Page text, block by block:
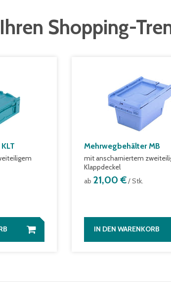
Shopping-
Mehrwegbehälter MB
mit anscharniertem
Klappdeckel
ab 21,00 €/ Stk.
IN DEN WARENKORB